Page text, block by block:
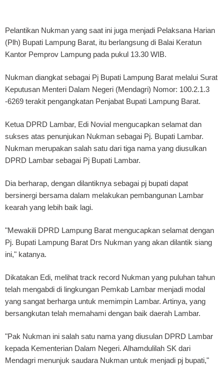
Pelantikan Nukman yang saat ini juga menjadi Pelaksana Harian
(Plh) Bupati Lampung Barat, itu berlangsung di Balai Keratun
Kantor Pemprov Lampung pada pukul 13.30 WIB.
Nukman diangkat sebagai Pj Bupati Lampung Barat melalui Surat
Keputusan Menteri Dalam Negeri (Mendagri) Nomor: 100.2.1.3
-6269 terakit pengangkatan Penjabat Bupati Lampung Barat.
Ketua DPRD Lambar, Edi Novial mengucapkan selamat dan
sukses atas penunjukan Nukman sebagai Pj. Bupati Lambar.
Nukman merupakan salah satu dari tiga nama yang diusulkan
DPRD Lambar sebagai Pj Bupati Lambar.
Dia berharap, dengan dilantiknya sebagai pj bupati dapat
bersinergi bersama dalam melakukan pembangunan Lambar
kearah yang lebih baik lagi.
"Mewakili DPRD Lampung Barat mengucapkan selamat dengan
Pj. Bupati Lampung Barat Drs Nukman yang akan dilantik siang
ini," katanya.
Dikatakan Edi, melihat track record Nukman yang puluhan tahun
telah mengabdi di lingkungan Pemkab Lambar menjadi modal
yang sangat berharga untuk memimpin Lambar. Artinya, yang
bersangkutan telah memahami dengan baik daerah Lambar.
"Pak Nukman ini salah satu nama yang diusulan DPRD Lambar
kepada Kementerian Dalam Negeri. Alhamdulilah SK dari
Mendagri menunjuk saudara Nukman untuk menjadi pj bupati,"